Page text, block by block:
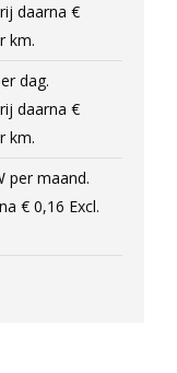
daarna €
km.
dag.
daarna €
km.
per maand.
€ 0,16 Excl.